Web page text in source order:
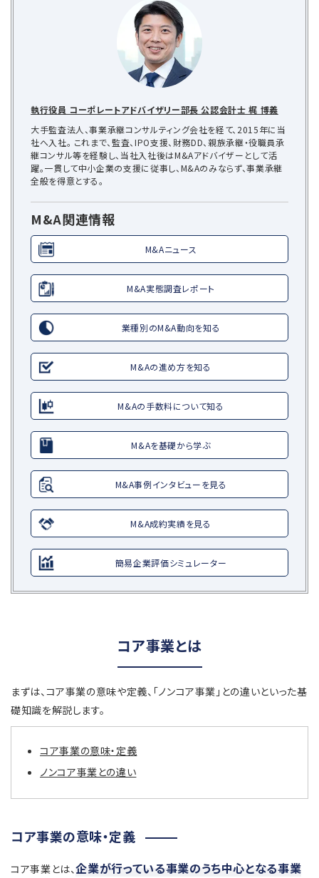
執行役員 コーポレートアドバイザリー部長 公認会計士 梶 博義
大手監査法人、事業承継コンサルティング会社を経て、2015年に当
社へ入社。 これまで、監査、IPO支援、財務DD、親族承継・役職員承
継コンサル等を経験し、当社入社後はM&Aアドバイザーとして活
躍。一貫して中小企業の支援に従事し、M&Aのみならず、事業承継
全般を得意とする。
M&A関連情報
M&Aニュース
M&A実態調査レポート
業種別のM&A動向を知る
M&Aの進め方を知る
M&Aの手数料について知る
M&Aを基礎から学ぶ
M&A事例インタビューを見る
M&A成約実績を見る
簡易企業評価シミュレーター
コア事業とは
まずは、コア事業の意味や定義、「ノンコア事業」との違いといった基
礎知識を解説します。
コア事業の意味・定義
ノンコア事業との違い
コア事業の意味・定義
コア事業とは、企業が行っている事業のうち中心となる事業